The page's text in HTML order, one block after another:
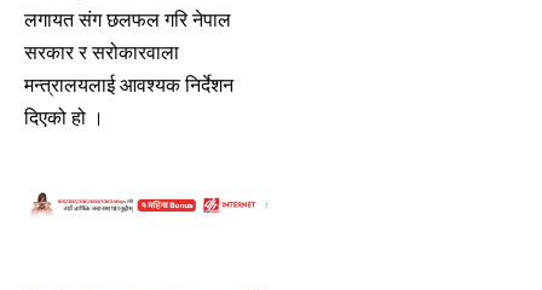
लगायत संग छलफल गरि नेपाल
सरकार र सरोकारवाला
मन्त्रालयलाई आवश्यक निर्देशन
दिएको हो ।